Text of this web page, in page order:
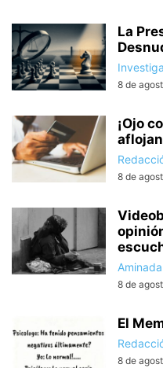
La
8 de
¡Ojo
8 de
8 de
El
8 de